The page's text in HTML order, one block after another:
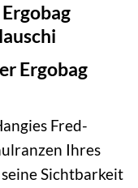
Ergobag
Fred-
Ihres
Sichtbarkeit